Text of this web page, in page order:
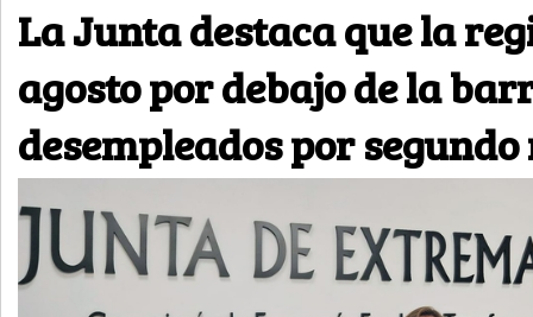
La Junta destaca que la
agosto por debajo de la
desempleados por segundo